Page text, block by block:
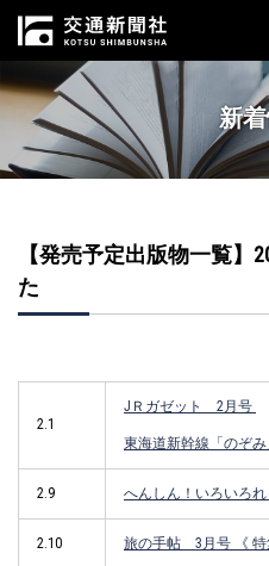
新
【発売予定出版物一覧】
た
2.1
JＲガゼット 2月号
東海道新幹線「のぞ
2.9 へんしん！いろいろれ
2.10 旅の手帖 3月号 《 特